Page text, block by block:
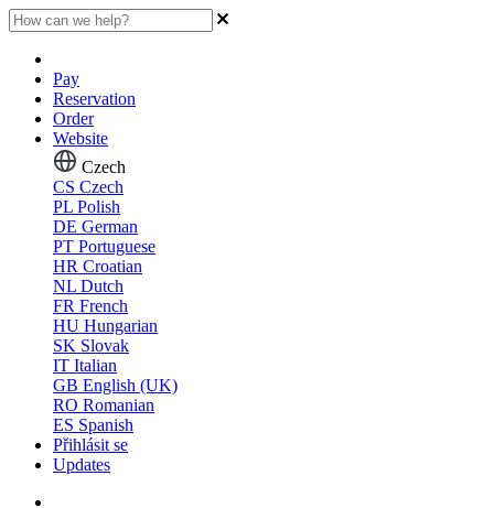
Pay
Reservation
Order
Website
Czech
CS Czech
PL Polish
DE German
PT Portuguese
HR Croatian
NL Dutch
FR French
HU Hungarian
SK Slovak
IT Italian
GB English (UK)
RO Romanian
ES Spanish
Přihlásit se
Updates